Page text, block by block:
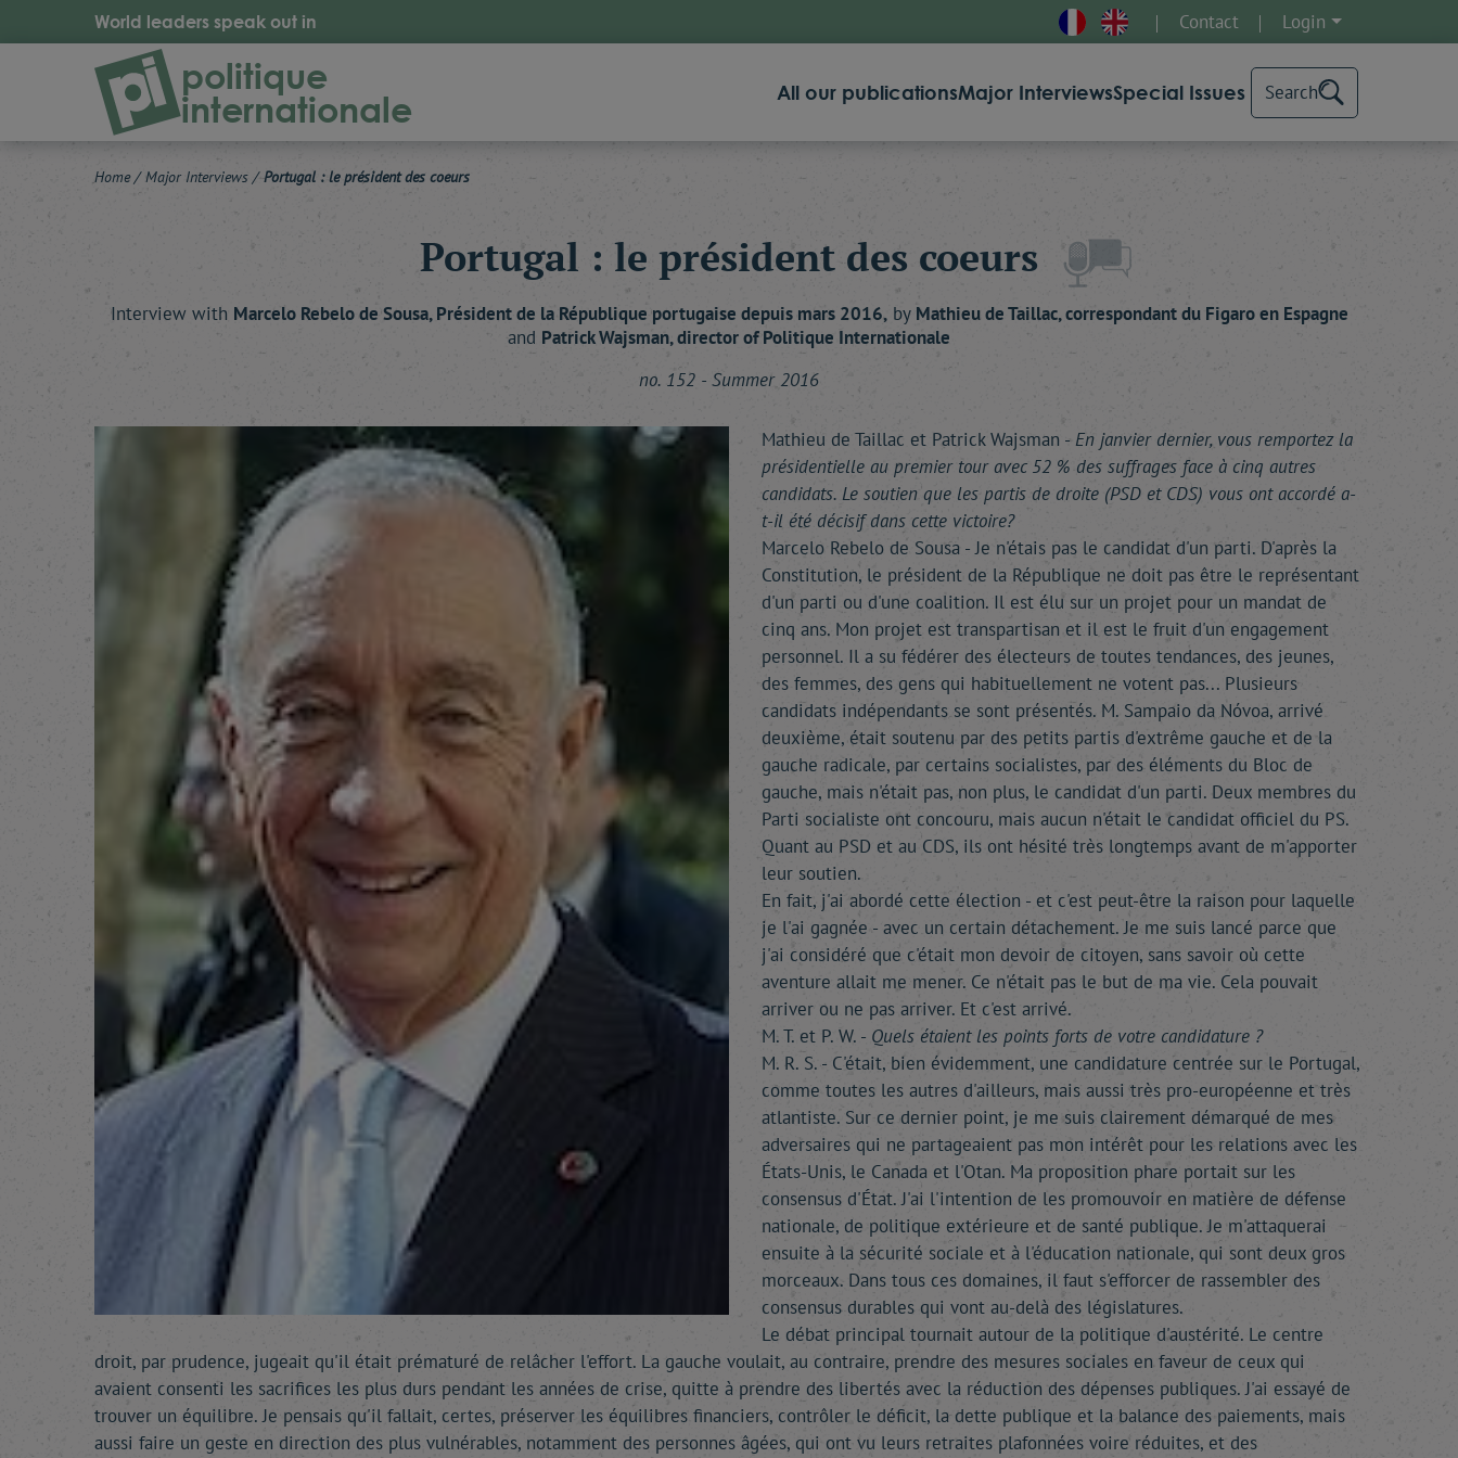
World leaders speak out in Contact Login
politique
internationale All our publicationsMajor InterviewsSpecial Issues Search
Home / Major Interviews / Portugal : le président des coeurs
Portugal : le président des coeurs
Interview with Marcelo Rebelo de Sousa, Président de la République portugaise depuis mars 2016,by Mathieude Taillac, correspondant du Figaro en Espagne
and PatrickWajsman, director of Politique Internationale
no. 152 - Summer 2016
Mathieu de Taillac et Patrick Wajsman - En janvier dernier, vous remportez la
présidentielle au premier tour avec 52 % des suffrages face à cinq autres
candidats. Le soutien que les partis de droite (PSD et CDS) vous ont accordé a-
t-il été décisif dans cette victoire?
Marcelo Rebelo de Sousa - Je n'étais pas le candidat d'un parti. D'après la
Constitution, le président de la République ne doit pas être le représentant
d'un parti ou d'une coalition. Il est élu sur un projet pour un mandat de
cinq ans. Mon projet est transpartisan et il est le fruit d'un engagement
personnel. Il a su fédérer des électeurs de toutes tendances, des jeunes,
des femmes, des gens qui habituellement ne votent pas... Plusieurs
candidats indépendants se sont présentés. M. Sampaio da Nóvoa, arrivé
deuxième, était soutenu par des petits partis d'extrême gauche et de la
gauche radicale, par certains socialistes, par des éléments du Bloc de
gauche, mais n'était pas, non plus, le candidat d'un parti. Deux membres du
Parti socialiste ont concouru, mais aucun n'était le candidat officiel du PS.
Quant au PSD et au CDS, ils ont hésité très longtemps avant de m'apporter
leur soutien.
En fait, j'ai abordé cette élection - et c'est peut-être la raison pour laquelle
je l'ai gagnée - avec un certain détachement. Je me suis lancé parce que
j'ai considéré que c'était mon devoir de citoyen, sans savoir où cette
aventure allait me mener. Ce n'était pas le but de ma vie. Cela pouvait
arriver ou ne pas arriver. Et c'est arrivé.
M. T. et P. W. - Quels étaient les points forts de votre candidature ?
M. R. S. - C'était, bien évidemment, une candidature centrée sur le Portugal,
comme toutes les autres d'ailleurs, mais aussi très pro-européenne et très
atlantiste. Sur ce dernier point, je me suis clairement démarqué de mes
adversaires qui ne partageaient pas mon intérêt pour les relations avec les
États-Unis, le Canada et l'Otan. Ma proposition phare portait sur les
consensus d'État. J'ai l'intention de les promouvoir en matière de défense
nationale, de politique extérieure et de santé publique. Je m'attaquerai
ensuite à la sécurité sociale et à l'éducation nationale, qui sont deux gros
morceaux. Dans tous ces domaines, il faut s'efforcer de rassembler des
consensus durables qui vont au-delà des législatures.
Le débat principal tournait autour de la politique d'austérité. Le centre
droit, par prudence, jugeait qu'il était prématuré de relâcher l'effort. La gauche voulait, au contraire, prendre des mesures sociales en faveur de ceux qui
avaient consenti les sacrifices les plus durs pendant les années de crise, quitte à prendre des libertés avec la réduction des dépenses publiques. J'ai essayé de
trouver un équilibre. Je pensais qu'il fallait, certes, préserver les équilibres financiers, contrôler le déficit, la dette publique et la balance des paiements, mais
aussi faire un geste en direction des plus vulnérables, notamment des personnes âgées, qui ont vu leurs retraites plafonnées voire réduites, et des